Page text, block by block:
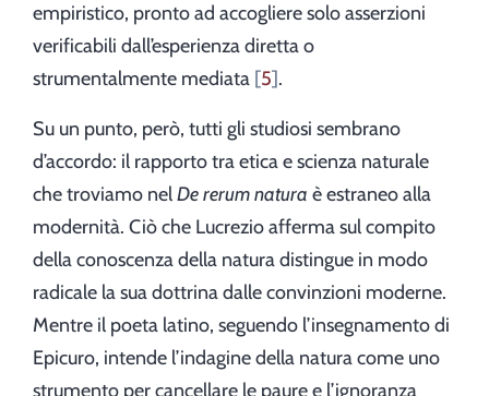
empiristico, pronto ad accogliere solo asserzioni
verificabili dall’esperienza diretta o
strumentalmente mediata 5 .
Su un punto, però, tutti gli studiosi sembrano
d’accordo: il rapporto tra etica e scienza naturale
che troviamo nelDe rerum natura è estraneo alla
modernità. Ciò che Lucrezio afferma sul compito
della conoscenza della natura distingue in modo
radicale la sua dottrina dalle convinzioni moderne.
Mentre il poeta latino, seguendo l’insegnamento di
Epicuro, intende l’indagine della natura come uno
strumento per cancellare le paure e l’ignoranza